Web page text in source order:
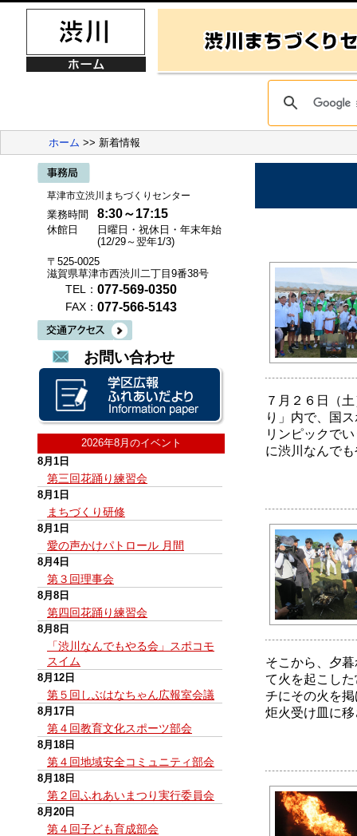
ホーム >> 新着情報
草津市立渋川まちづくりセンター
業務時間 8:30～17:15
休館日
日曜日・祝休日・年末年始
(12/29～翌年1/3)
〒525-0025
滋賀県草津市西渋川二丁目9番38号
TEL： 077-569-0350
FAX： 077-566-5143
お問い合わせ
2026年8月のイベント
8月1日
第三回花踊り練習会
8月1日
まちづくり研修
8月1日
愛の声かけパトロール 月間
8月4日
第３回理事会
8月8日
第四回花踊り練習会
8月8日
「渋川なんでもやる会」スポコモ
スイム
8月12日
第５回しぶはなちゃん広報室会議
8月17日
第４回教育文化スポーツ部会
8月18日
第４回地域安全コミュニティ部会
8月18日
第２回ふれあいまつり実行委員会
8月20日
第４回子ども育成部会
７月２６日（
り」内で、国
リンピックで
に渋川なんで
そこから、夕
て火を起こし
チにその火を
炬火受け皿に